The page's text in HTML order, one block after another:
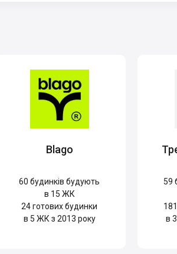
Blago
60 будинків будують
в 15 ЖК
24готових будинки
в 5 ЖК з 2013 року
59
181
в